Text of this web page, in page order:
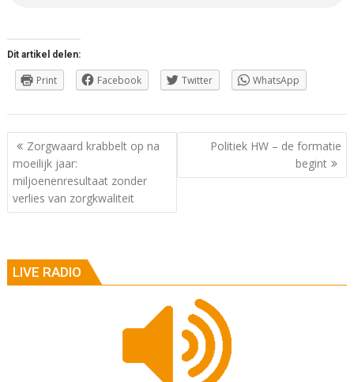
Dit artikel delen:
Print Facebook Twitter WhatsApp
Berichtnavigatie
Zorgwaard krabbelt op na
moeilijk jaar:
miljoenenresultaat zonder
verlies van zorgkwaliteit
Politiek HW – de formatie
begint
LIVE RADIO